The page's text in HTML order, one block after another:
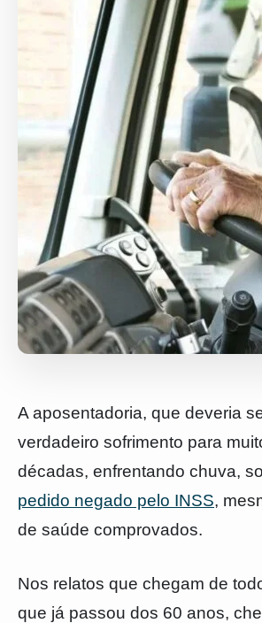
A aposentadoria, que deveria
verdadeiro sofrimento para
décadas, enfrentando chuva,
pedido negado pelo INSS,
de saúde comprovados.
Nos relatos que chegam de
que já passou dos 60 anos,